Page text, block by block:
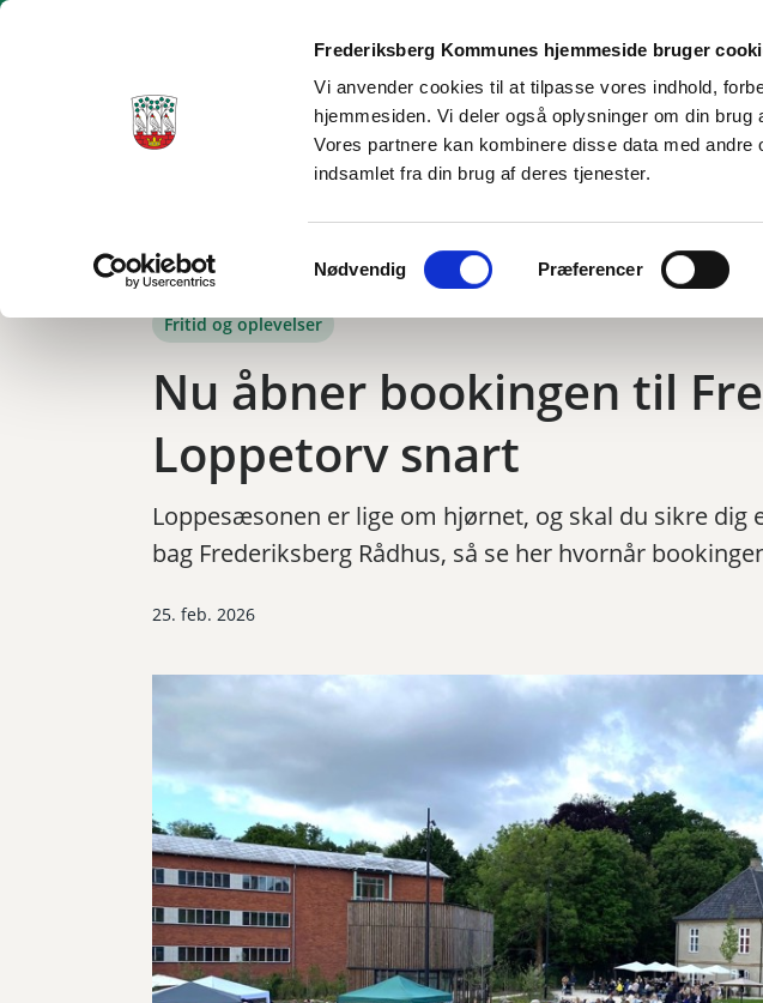
Frederiksberg Kommunes hjemmeside bruger
Vi anvender cookies til at tilpasse vores indhold,
hjemmesiden. Vi deler også oplysninger om din
Vores partnere kan kombinere disse data med
indsamlet fra din brug af deres tjenester.
Nødvendig Præferencer
Borgerservice Dagtilbud og skole Social og sundhed By, bolig og miljø
Fritid og oplevelser
Nu åbner bookingen til
Loppetorv snart
Loppesæsonen er lige om hjørnet, og skal du sikre dig
bag Frederiksberg Rådhus, så se her hvornår
25. feb. 2026